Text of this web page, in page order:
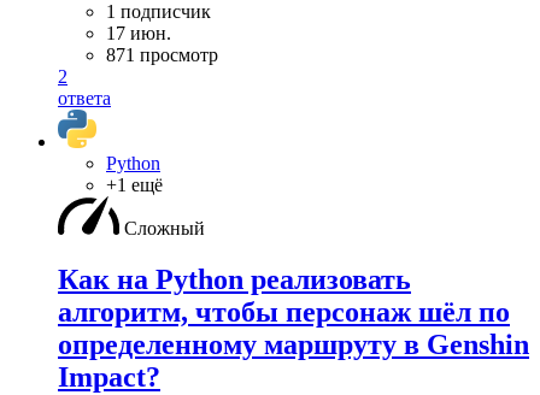
1 подписчик
17 июн.
871 просмотр
2
ответа
Python
+1 ещё
Сложный
Как на Python реализовать
алгоритм, чтобы персонаж шёл по
определенному маршруту в Genshin
Impact?